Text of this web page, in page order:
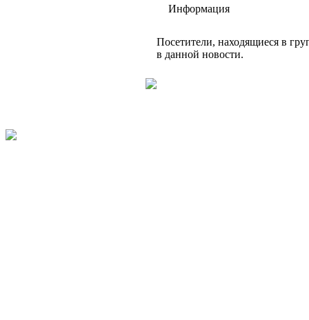
Информация
Посетители, находящиеся в
в данной новости.